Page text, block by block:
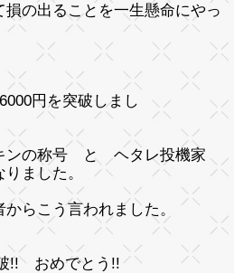
の出ることを一生懸命にやっ
円を突破しまし
ンの称号 と ヘタレ投機家
ました。
からこう言われました。
!! おめでとう!!